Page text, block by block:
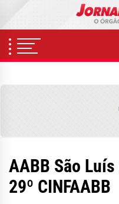
content
AABB São
29º CINFAABB